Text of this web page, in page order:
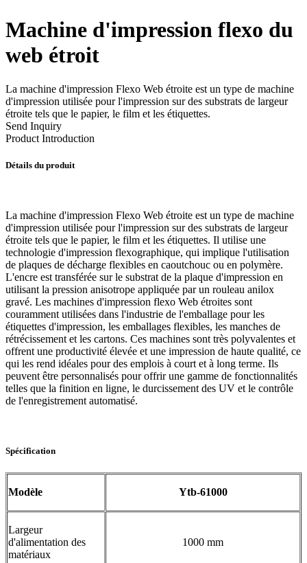
Machine d'impression flexo du
web étroit
La machine d'impression Flexo Web étroite est un type de machine
d'impression utilisée pour l'impression sur des substrats de largeur
étroite tels que le papier, le film et les étiquettes.
Send Inquiry
Product Introduction
Détails du produit
La machine d'impression Flexo Web étroite est un type de machine
d'impression utilisée pour l'impression sur des substrats de largeur
étroite tels que le papier, le film et les étiquettes. Il utilise une
technologie d'impression flexographique, qui implique l'utilisation
de plaques de décharge flexibles en caoutchouc ou en polymère.
L'encre est transférée sur le substrat de la plaque d'impression en
utilisant la pression anisotrope appliquée par un rouleau anilox
gravé. Les machines d'impression flexo Web étroites sont
couramment utilisées dans l'industrie de l'emballage pour les
étiquettes d'impression, les emballages flexibles, les manches de
rétrécissement et les cartons. Ces machines sont très polyvalentes et
offrent une productivité élevée et une impression de haute qualité, ce
qui les rend idéales pour des emplois à court et à long terme. Ils
peuvent être personnalisés pour offrir une gamme de fonctionnalités
telles que la finition en ligne, le durcissement des UV et le contrôle
de l'enregistrement automatisé.
Spécification
Modèle Ytb-61000
Largeur
d'alimentation des
matériaux
1000 mm